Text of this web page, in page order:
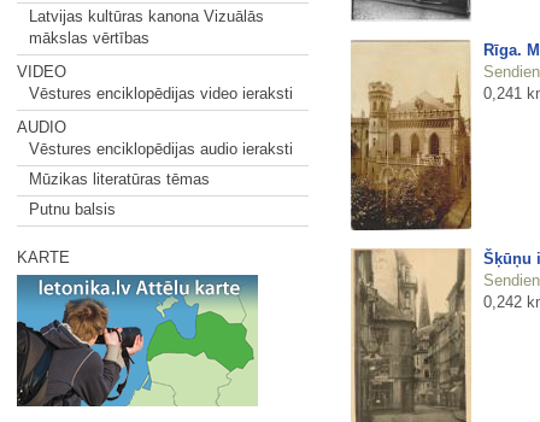
Latvijas kultūras kanona Vizuālās
mākslas vērtības
VIDEO
Vēstures enciklopēdijas video ieraksti
AUDIO
Vēstures enciklopēdijas audio ieraksti
Mūzikas literatūras tēmas
Putnu balsis
KARTE
Rīga.
0,241
Šķūņu
0,242